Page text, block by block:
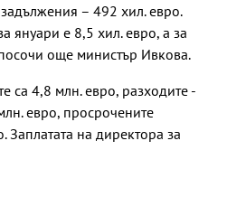
– 492 хил. евро.
януари е 8,5 хил. евро, а за
още министър Ивкова.
са 4,8 млн. евро, разходите -
евро, просрочените
на директора за